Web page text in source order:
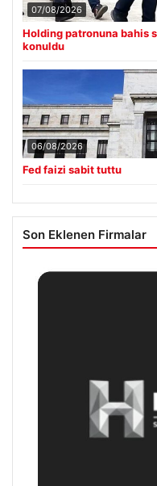
07/08/2026
Holding patronuna bahis
konuldu
06/08/2026
Fed faizi sabit tuttu
Son Eklenen Firmalar